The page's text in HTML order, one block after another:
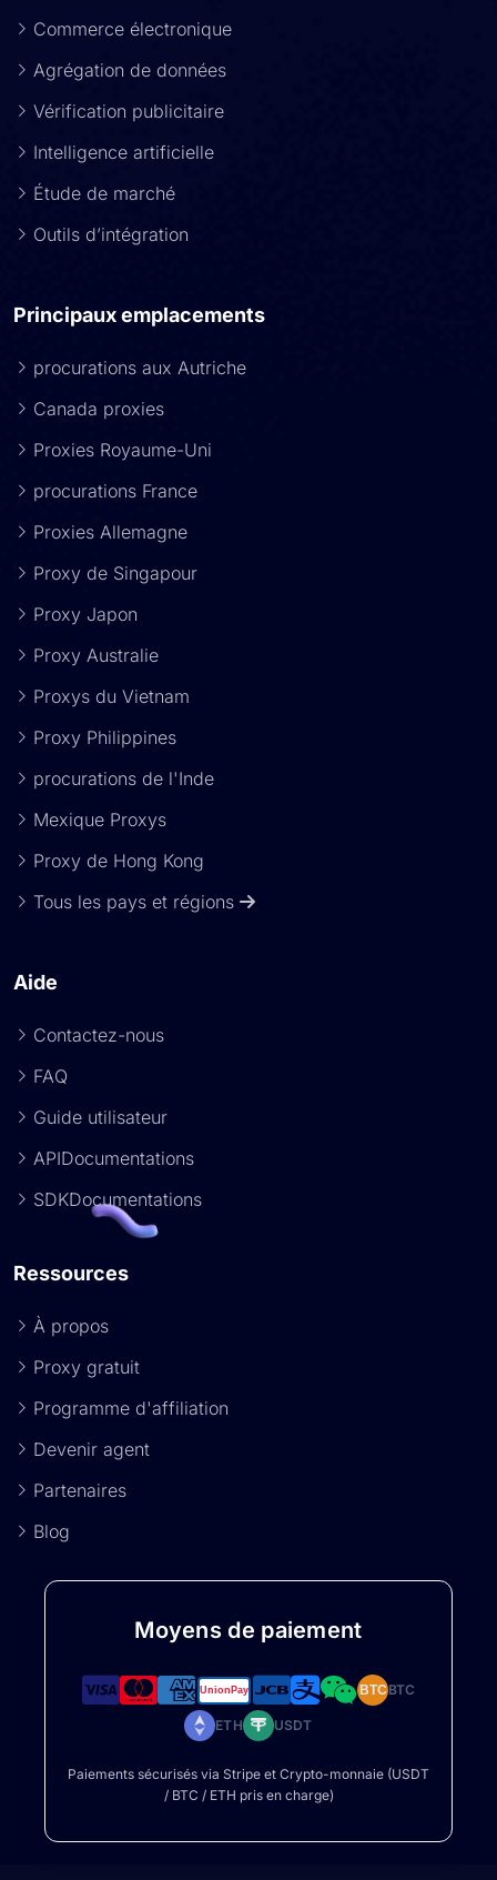
Commerce électronique
Agrégation de données
Vérification publicitaire
Intelligence artificielle
Étude de marché
Outils d’intégration
Principaux emplacements
procurations aux Autriche
Canada proxies
Proxies Royaume-Uni
procurations France
Proxies Allemagne
Proxy de Singapour
Proxy Japon
Proxy Australie
Proxys du Vietnam
Proxy Philippines
procurations de l'Inde
Mexique Proxys
Proxy de Hong Kong
Tous les pays et régions
Aide
Contactez-nous
FAQ
Guide utilisateur
APIDocumentations
SDKDocumentations
Ressources
À propos
Proxy gratuit
Programme d'affiliation
Devenir agent
Partenaires
Blog
Moyens de paiement
BTCBTC
ETH USDT
Paiements sécurisés via Stripe et Crypto-monnaie (USDT
/ BTC / ETH pris en charge)